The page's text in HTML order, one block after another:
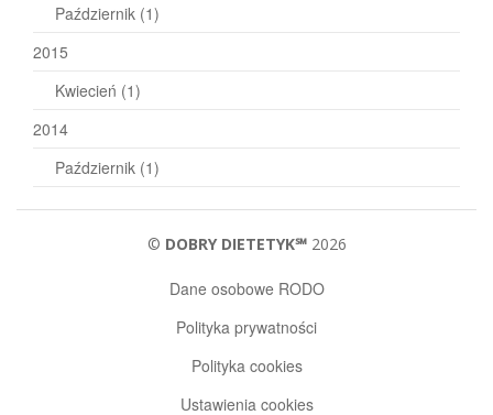
Październik (1)
2015
Kwiecień (1)
2014
Październik (1)
© DOBRY DIETETYK℠2026
Dane osobowe RODO
Polityka prywatności
Polityka cookies
Ustawienia cookies